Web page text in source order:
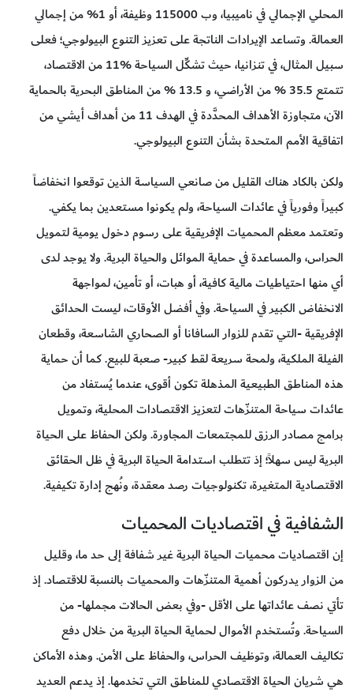
المحلي الإجمالي في ناميبيا، وب 115000 وظيفة، أو 1% من إجمالي
العمالة. وتساعد الإيرادات الناتجة على تعزيز التنوع البيولوجي؛ فعلى
سبيل المثال، في تنزانيا، حيث تشكِّل السياحة %11 من الاقتصاد،
تتمتع 35.5 % من الأراضي، و 13.5 % من المناطق البحرية بالحماية
الآن، متجاوزة الأهداف المحدَّدة في الهدف 11 من أهداف أيشي من
اتفاقية الأمم المتحدة بشأن التنوع البيولوجي.
ولكن بالكاد هناك القليل من صانعي السياسة الذين توقعوا انخفاضاً
كبيراً وفورياً في عائدات السياحة، ولم يكونوا مستعدين بما يكفي.
وتعتمد معظم المحميات الإفريقية على رسوم دخول يومية لتمويل
الحراس، والمساعدة في حماية الموائل والحياة البرية. ولا يوجد لدى
أي منها احتياطيات مالية كافية، أو هبات، أو تأمين، لمواجهة
الانخفاض الكبير في السياحة. وفي أفضل الأوقات، ليست الحدائق
الإفريقية -التي تقدم للزوار السافانا أو الصحاري الشاسعة، وقطعان
الفيلة الملكية، ولمحة سريعة لقط كبير- صعبة للبيع. كما أن حماية
هذه المناطق الطبيعية المذهلة تكون أقوى، عندما يُستفاد من
عائدات سياحة المتنزّهات لتعزيز الاقتصادات المحلية، وتمويل
برامج مصادر الرزق للمجتمعات المجاورة. ولكن الحفاظ على الحياة
البرية ليس سهلاً؛ إذ تتطلب استدامة الحياة البرية في ظل الحقائق
الاقتصادية المتغيرة، تكنولوجيات رصد معقدة، ونُهج إدارة تكيفية.
الشفافية في اقتصاديات المحميات
إن اقتصاديات محميات الحياة البرية غير شفافة إلى حد ما، وقليل
من الزوار يدركون أهمية المتنزّهات والمحميات بالنسبة للاقتصاد. إذ
تأتي نصف عائداتها على الأقل -وفي بعض الحالات مجملها- من
السياحة. وتُستخدم الأموال لحماية الحياة البرية من خلال دفع
تكاليف العمالة، وتوظيف الحراس، والحفاظ على الأمن. وهذه الأماكن
هي شريان الحياة الاقتصادي للمناطق التي تخدمها. إذ يدعم العديد